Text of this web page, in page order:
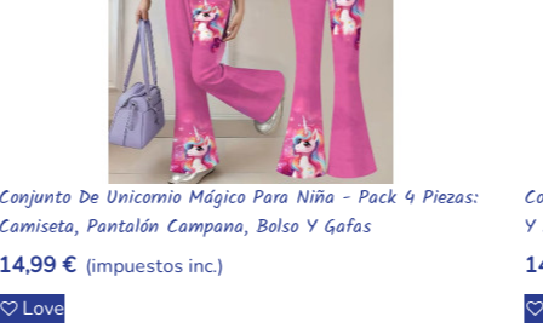
Añadir Al Carrito
Conjunto Kuromi Sanrio Para Niña - Camiseta Manga Corta
Y Pantalón De Campana "Rebel Chic"
14,99 € (impuestos inc.)
Love